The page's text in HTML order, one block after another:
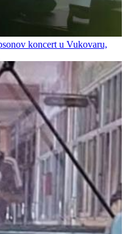
koncert u Vukovaru,